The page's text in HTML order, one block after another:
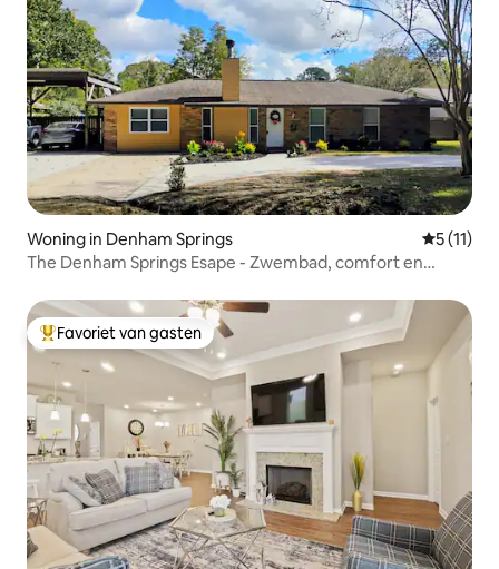
Woning in Denham Springs
5 (11)
The Denham Springs Esape - Zwembad, comfort en
Topfavoriet van gasten
Favoriet van gasten